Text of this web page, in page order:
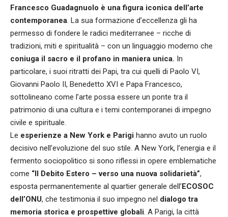
Francesco Guadagnuolo è una figura iconica dell’arte
contemporanea . La sua formazione d’eccellenza gli ha
permesso di fondere le radici mediterranee – ricche di
tradizioni, miti e spiritualità – con un linguaggio moderno che
coniuga il sacro e il profano in maniera unica. In
particolare, i suoi ritratti dei Papi, tra cui quelli di Paolo VI,
Giovanni Paolo II, Benedetto XVI e Papa Francesco,
sottolineano come l’arte possa essere un ponte tra il
patrimonio di una cultura e i temi contemporanei di impegno
civile e spirituale.
Le esperienze a New York e Parigi hanno avuto un ruolo
decisivo nell’evoluzione del suo stile. A New York, l’energia e il
fermento sociopolitico si sono riflessi in opere emblematiche
come “Il Debito Estero – verso una nuova solidarietà”,
esposta permanentemente al quartier generale dell’ECOSOC
dell’ONU, che testimonia il suo impegno nel dialogo tra
memoria storica e prospettive globali . A Parigi, la città